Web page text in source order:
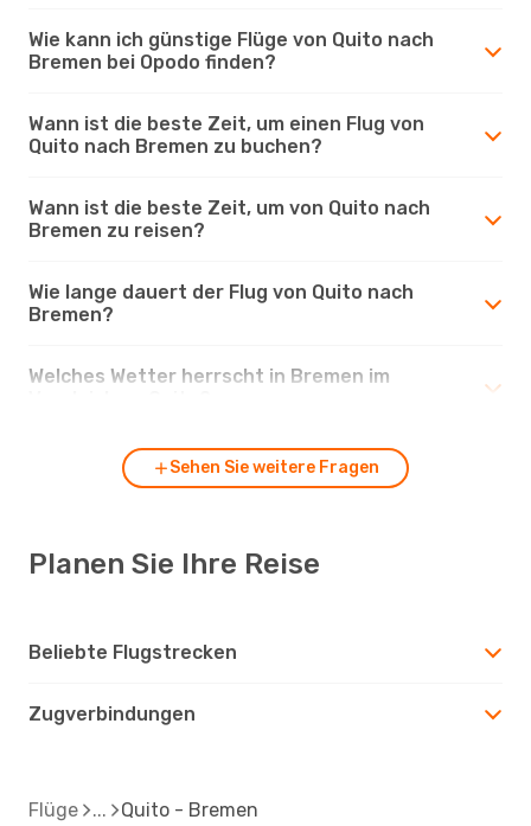
Wie kann ich günstige Flüge von Quito nach
Bremen bei Opodo finden?
Wann ist die beste Zeit, um einen Flug von
Quito nach Bremen zu buchen?
Wann ist die beste Zeit, um von Quito nach
Bremen zu reisen?
Wie lange dauert der Flug von Quito nach
Bremen?
Welches Wetter herrscht in Bremen im
Sehen Sie weitere Fragen
Planen Sie Ihre Reise
Beliebte Flugstrecken
Zugverbindungen
Flüge Quito - Bremen